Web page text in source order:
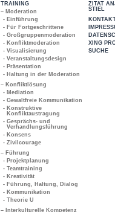
TRAINING
– Moderation
- Einführung
- Für Fortgeschrittene
- Großgruppenmoderation
- Konfliktmoderation
- Visualisierung
- Veranstaltungsdesign
- Präsentation
- Haltung in der Moderation
– Konfliktlösung
- Mediation
- Gewaltfreie Kommunikation
- Konstruktive
Konfliktaustragung
- Gesprächs- und
Verhandlungsführung
- Konsens
- Zivilcourage
– Führung
- Projektplanung
- Teamtraining
- Kreativität
- Führung, Haltung, Dialog
- Kommunikation
- Theorie U
– Interkulturelle Kompetenz
ZITAT
STIEL
XING
SUCHE